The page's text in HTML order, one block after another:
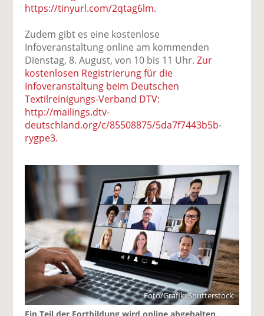
https://tinyurl.com/2qtag6lm.
Zudem gibt es eine kostenlose
Infoveranstaltung online am kommenden
Dienstag, 8. August, von 10 bis 11 Uhr.Zur
kostenlosen Registrierung für die
Infoveranstaltung beim Deutschen
Textilreinigungs-Verband DTV:
http://mailings.dtv-
deutschland.org/c/85508875/5da7f7443b5b-
rygpe3.
Foto/Grafik: Shutterstock